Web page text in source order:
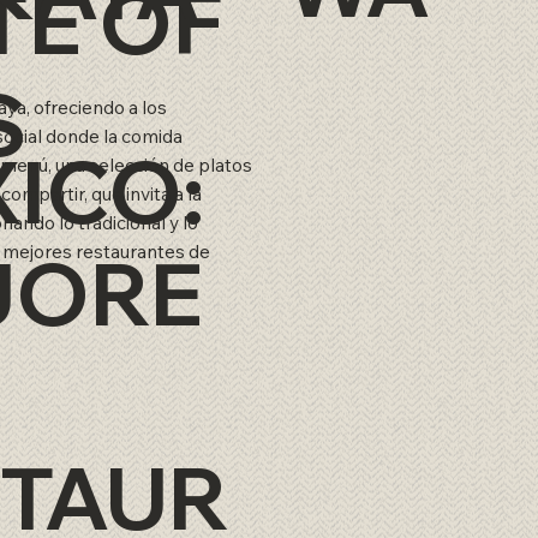
ofreciendo a los
donde la comida
una selección de platos
que invita a la
lo tradicional y lo
restaurantes de